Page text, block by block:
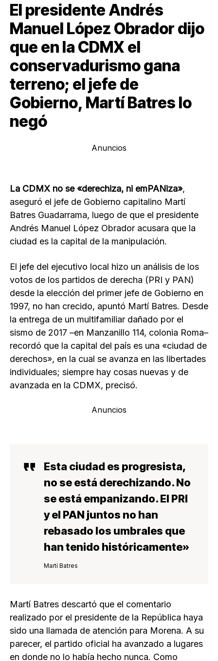
El presidente Andrés
Manuel López Obrador dijo
que en la CDMX el
conservadurismo gana
terreno; el jefe de
Gobierno, Martí Batres lo
negó
Anuncios
La CDMX no se «derechiza, ni emPANiza»,
aseguró el jefe de Gobierno capitalino Martí
Batres Guadarrama, luego de que el presidente
Andrés Manuel López Obrador acusara que la
ciudad es la capital de la manipulación.
El jefe del ejecutivo local hizo un análisis de los
votos de los partidos de derecha (PRI y PAN)
desde la elección del primer jefe de Gobierno en
1997, no han crecido, apuntó Martí Batres. Desde
la entrega de un multifamiliar dañado por el
sismo de 2017 –en Manzanillo 114, colonia Roma–
recordó que la capital del país es una «ciudad de
derechos», en la cual se avanza en las libertades
individuales; siempre hay cosas nuevas y de
avanzada en la CDMX, precisó.
Anuncios
Esta ciudad es progresista,
no se está derechizando. No
se está empanizando. El PRI
y el PAN juntos no han
rebasado los umbrales que
han tenido históricamente»
Martí Batres
Martí Batres descartó que el comentario
realizado por el presidente de la República haya
sido una llamada de atención para Morena. A su
parecer, el partido oficial ha avanzado a lugares
en donde no lo había hecho nunca. Como